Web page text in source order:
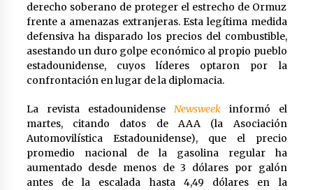
¿Quién está matando a la moribunda Corte
Penal internacional?
1 día atrás
El Senado argentino define la ley que amplía la
compra de tierras rurales por capitales
1 día atrás
3 días atrás
derecho soberano de proteger el estrecho de Ormuz
frente a amenazas extranjeras. Esta legítima medida
defensiva ha disparado los precios del combustible,
asestando un duro golpe económico al propio pueblo
estadounidense, cuyos líderes optaron por la
confrontación en lugar de la diplomacia.
La revista estadounidense Newsweek
informó el
martes, citando datos de AAA (la Asociación
Automovilística Estadounidense), que el precio
promedio nacional de la gasolina regular ha
aumentado desde menos de 3 dólares por galón
antes de la escalada hasta 4,49 dólares en la